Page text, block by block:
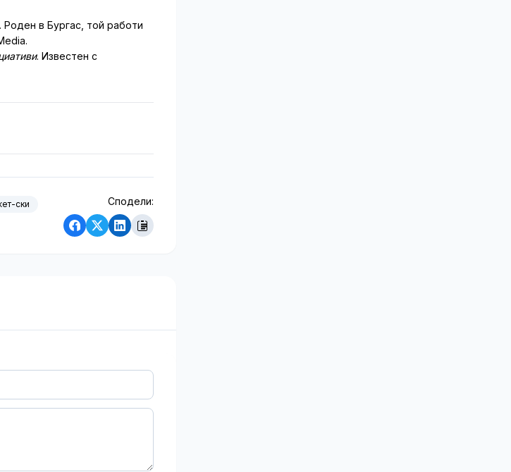
в Бургас, той работи
. Известен с
ски Сподели: